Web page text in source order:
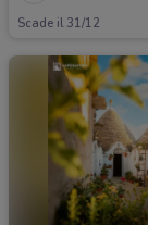
Scade il 31/12